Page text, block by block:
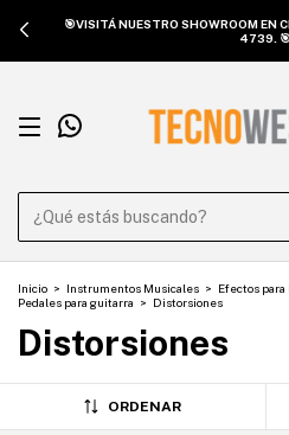
🎯VISITÁ NUESTRO SHOWROOM EN
4739.
Inicio > Instrumentos Musicales > Efectos
Pedales para guitarra > Distorsiones
Distorsiones
ORDENAR